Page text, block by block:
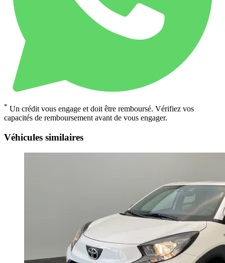
* Un crédit vous engage et doit être remboursé. Vérifiez vos
capacités de remboursement avant de vous engager.
Véhicules similaires